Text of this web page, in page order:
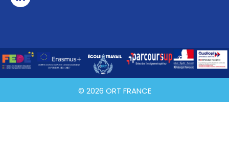
© 2026 ORT FRANCE